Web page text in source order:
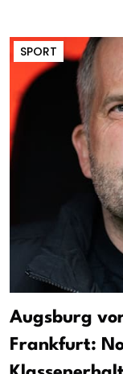
SPORT
Augsburg
Frankfurt: